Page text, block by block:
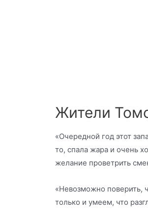
Жители
«Очередной год этот
то, спала жара и очень
желание проветрить
«Невозможно поверить,
только и умеем, что